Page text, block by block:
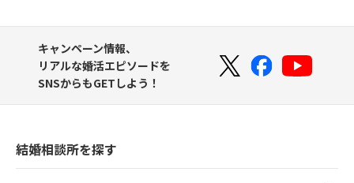
キャンペーン情報、
リアルな婚活エピソードを
SNSからもGETしよう！
結婚相談所を探す